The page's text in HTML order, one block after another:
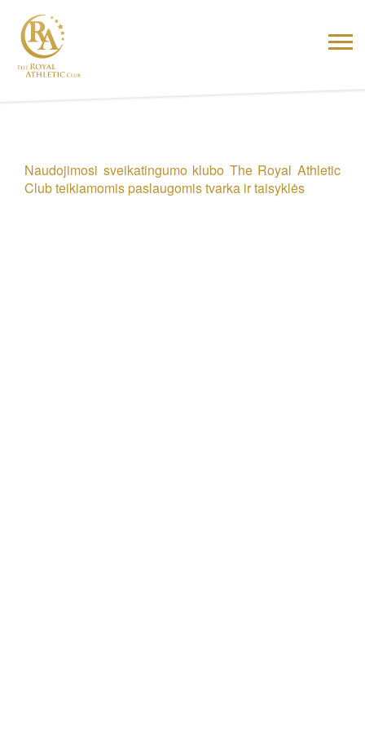
Naudojimosi sveikatingumo klubo The Royal Athletic
Club teikiamomis paslaugomis tvarka ir taisyklės